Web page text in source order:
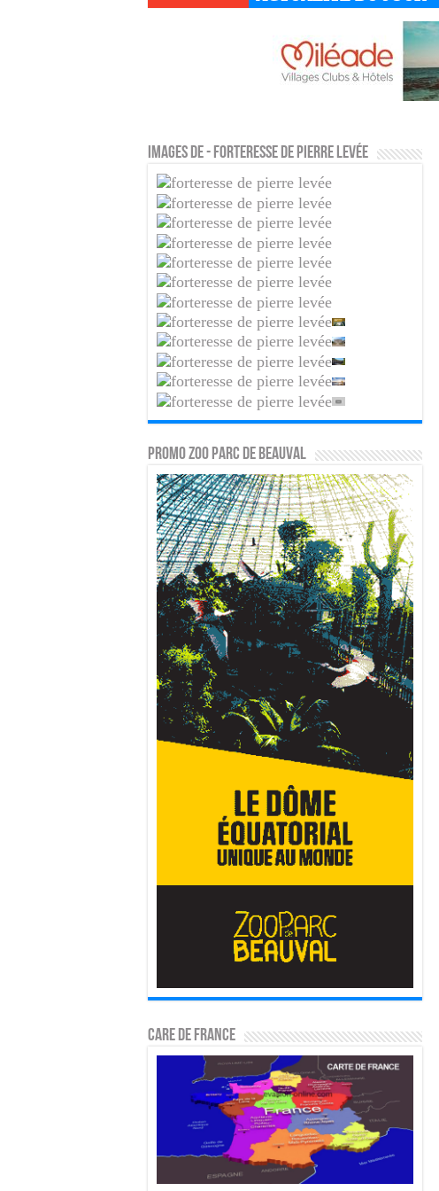
Images de - Forteresse de Pierre Levée
PROMO ZOO PARC DE BEAUVAL
CARE DE FRANCE